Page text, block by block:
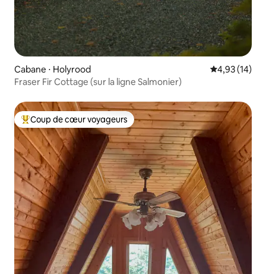
Cabane ⋅ Holyrood Évaluation
4,93 (14)
Fraser Fir Cottage (sur la ligne Salmonier)
Coups de cœur voyageurs les plus appréciés
Coup de cœur voyageurs